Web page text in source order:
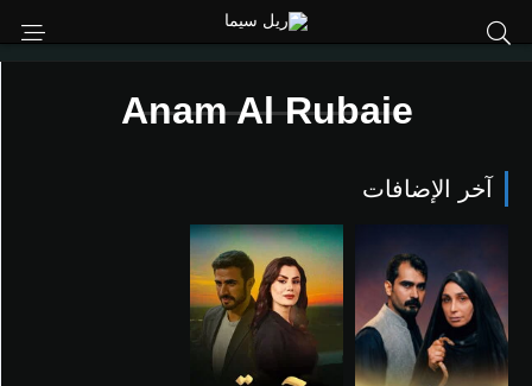
Anam Al Rubaie
آخر الإضافات